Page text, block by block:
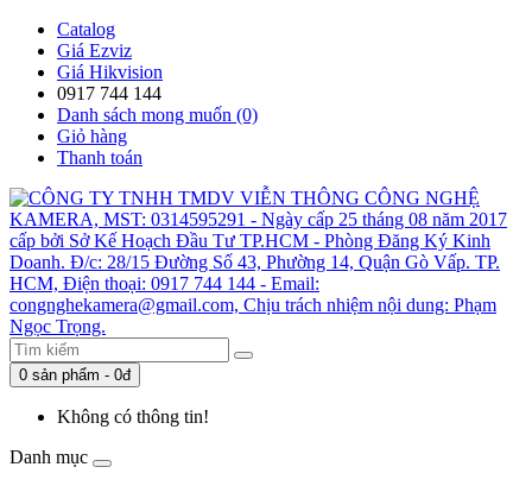
Catalog
Giá Ezviz
Giá Hikvision
0917 744 144
Danh sách mong muốn (0)
Giỏ hàng
Thanh toán
0 sản phẩm - 0đ
Không có thông tin!
Danh mục